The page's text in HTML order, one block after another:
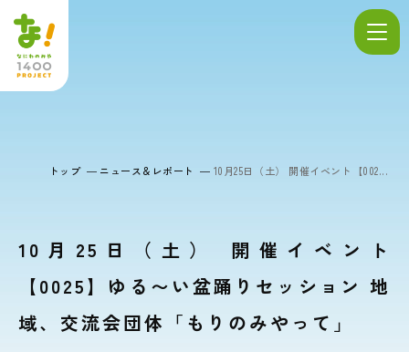
トップ ニュース＆レポート 10月25日（土） 開催イベント【002...
10月25日（土） 開催イベント
【0025】ゆる〜い盆踊りセッション 地
域、交流会団体「もりのみやって」